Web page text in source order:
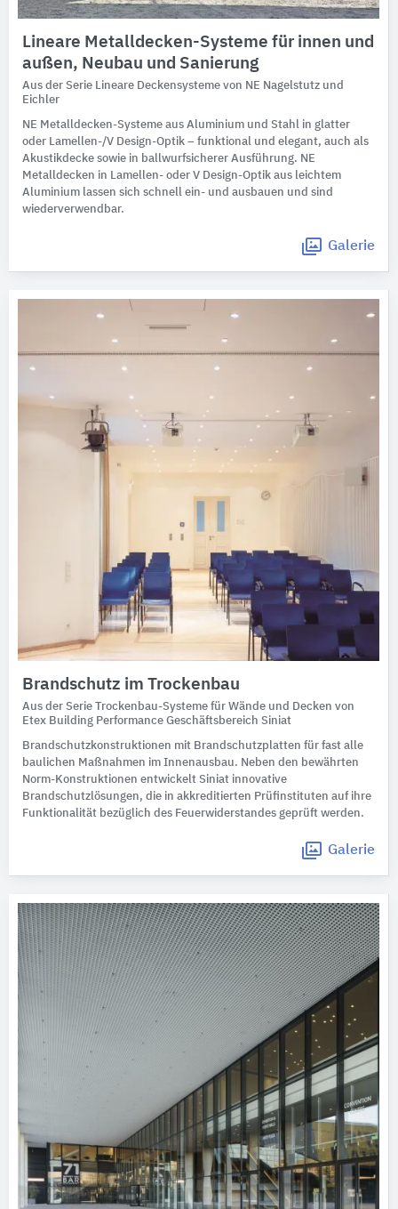
Lineare Metalldecken-Systeme für innen und
außen, Neubau und Sanierung
Aus der Serie Lineare Deckensysteme von NE Nagelstutz und
Eichler
NE Metalldecken-Systeme aus Aluminium und Stahl in glatter
oder Lamellen-/V Design-Optik – funktional und elegant, auch als
Akustikdecke sowie in ballwurfsicherer Ausführung. NE
Metalldecken in Lamellen- oder V Design-Optik aus leichtem
Aluminium lassen sich schnell ein- und ausbauen und sind
wiederverwendbar.
Galerie
Brandschutz im Trockenbau
Aus der Serie Trockenbau-Systeme für Wände und Decken von
Etex Building Performance Geschäftsbereich Siniat
Brandschutzkonstruktionen mit Brandschutzplatten für fast alle
baulichen Maßnahmen im Innenausbau. Neben den bewährten
Norm-Konstruktionen entwickelt Siniat innovative
Brandschutzlösungen, die in akkreditierten Prüfinstituten auf ihre
Funktionalität bezüglich des Feuerwiderstandes geprüft werden.
Galerie